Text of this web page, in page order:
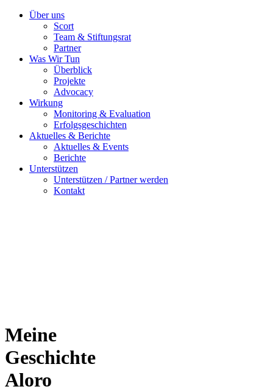
Über uns
Scort
Team & Stiftungsrat
Partner
Was Wir Tun
Überblick
Projekte
Advocacy
Wirkung
Monitoring & Evaluation
Erfolgsgeschichten
Aktuelles & Berichte
Aktuelles & Events
Berichte
Unterstützen
Unterstützen / Partner werden
Kontakt
Meine
Geschichte
Aloro